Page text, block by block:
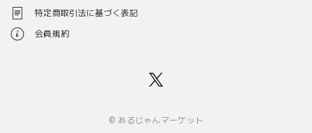
特定商取引法に基づく表記
会員規約
© あるじゃんマーケット